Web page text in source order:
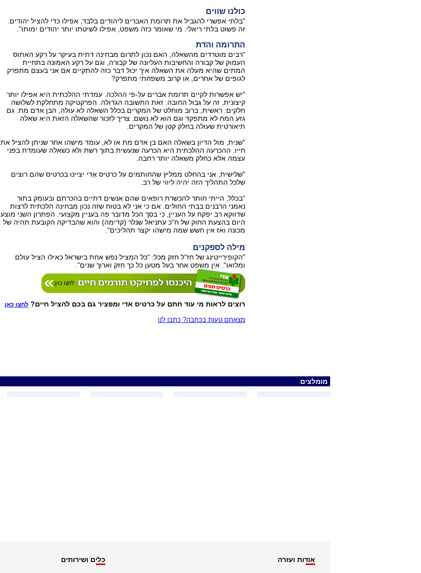
כולנו שווים
"בלתי אפשרי להגביל את תרומת האברים ליהודים בלבד, אפילו כדי להציל יהודים.
זה פשוט בלתי ריאלי. מי שאומר כזה משפט, אפילו לשיטתו יותר יהודים ימותו".
התרומה והדת
"רבים מוטרדים מהשאלה, האם נכון לתרום מבחינה דתית בעיקר על רקע האתוס
העמוק של קבורה והחשיבות העליונה של קבורה, וגם על רקע האמונה בתחיית
המתים שהיא מעלה את השאלה איך יכול דבר כזה להתקיים אם אני בעצם מתפרק
לגופים של אחרים, או קרוב משפחתי מתפרק?
"יש אפשרות לקיים תרומת אברים על-פי ההלכה. עמדתי ההלכתית היא אפילו יותר
קיצונית, זה על גבול החובה. זאת התשובה הגדולה. הפרקטיקה מתחלקת לשלושה
חלקים: ראשית, ברוב מוחלט של המקרים בכלל השאלה לא עולה, הבן אדם מת. גם
גזע המח לא מתפקד וגם הוא לא נושם. צריך לזכור שהשאלה הזאת היא שאלה
תיאורטית שעולה בחלק קטן של המקרים.
"שנית, מול הדיון בשאלה האם בן אדם מת או לא, עומד מישהו אחר שניתן להציל את
חייו. ההכרעה ההלכתית היא הכרעה שנעשית בתוך רשת ולא כשאלה שעומדת בפני
עצמה אלא כחלק משאלה יותר רחבה.
"שלישית, אני בהחלט ממליץ שהחותמים על כרטיס אָדי יציינו בכרטיס שהם רוצים
שלכל התהליך הזה יהיה ליווי של רב.
"בכלל, הייתי חותר להכשרת רופאים שהם אנשים דתיים בהכרתם ובעומק בתור
נאמני הרבנים בבתי החולים. אם כי אני לא בטוח שזה נכון מבחינה הלכתית לרצות
שדווקא רב יפקח על העניין, כי בסך הכל מדובר פה בעניין מקצועי. הפתרון השני מוצע
היום בהצעת החוק של ח"כ עתניאל שנלר (קדימה) והוא שהבדיקה הקובעת תהיה של
מכונה ואז אין חשש שמה מישהו יקצר תהליכים".
מילה לספקנים
"הקופירייטינג של חז"ל חזק מכל: "כל המציל נפש אחת בישראל כאילו הציל עולם
ומלואו". אין משפט אחר בעל מטען כל כך חזק וארוך שנים".
רוצים לראות מי עוד חתם על כרטיס אדי ומפציר גם בכם להציל חיים? לחצו כאן
מצאתם טעות בכתבה? כתבו לנו
מומלצים
אודות ועזרה כלים ושירותים